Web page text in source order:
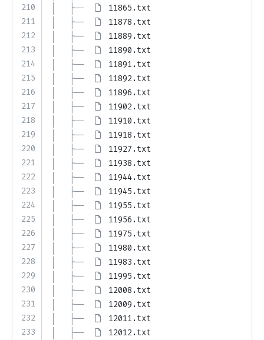
210
211
212
213
214
215
216
217
218
219
220
221
222
223
224
225
226
227
228
229
230
231
232
233
│   ├──
11865.txt
│   ├──
11878.txt
│   ├──
11889.txt
│   ├──
11890.txt
│   ├──
11891.txt
│   ├──
11892.txt
│   ├──
11896.txt
│   ├──
11902.txt
│   ├──
11910.txt
│   ├──
11918.txt
│   ├──
11927.txt
│   ├──
11938.txt
│   ├──
11944.txt
│   ├──
11945.txt
│   ├──
11955.txt
│   ├──
11956.txt
│   ├──
11975.txt
│   ├──
11980.txt
│   ├──
11983.txt
│   ├──
11995.txt
│   ├──
12008.txt
│   ├──
12009.txt
│   ├──
12011.txt
│   ├──
12012.txt